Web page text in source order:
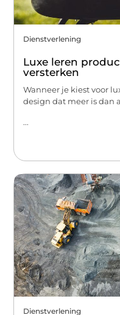
Dienstverlening
Luxe leren
versterken
Wanneer je kiest voor
design dat meer is dan
...
Dienstverlening